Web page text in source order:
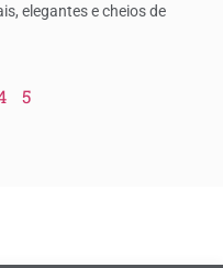
elegantes e cheios de
5